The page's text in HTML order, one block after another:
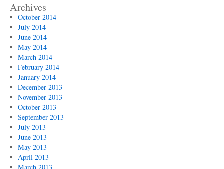
Archives
October 2014
July 2014
June 2014
May 2014
March 2014
February 2014
January 2014
December 2013
November 2013
October 2013
September 2013
July 2013
June 2013
May 2013
April 2013
March 2013